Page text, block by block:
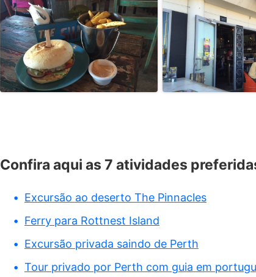
Confira aqui as 7 atividades
Excursão ao deserto The Pinnacles
Ferry para Rottnest Island
Excursão privada saindo de Perth
Tour privado por Perth com guia em